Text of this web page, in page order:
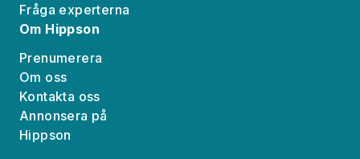
Fråga experterna
Om Hippson
Prenumerera
Om oss
Kontakta oss
Annonsera på
Hippson